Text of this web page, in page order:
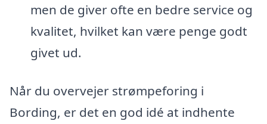
men de giver ofte en bedre service og
kvalitet, hvilket kan være penge godt
givet ud.
Når du overvejer strømpeforing i
Bording, er det en god idé at indhente